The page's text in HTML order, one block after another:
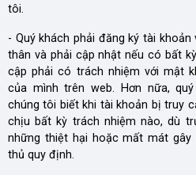
tôi.
- Quý khách phải đăng ký tài
thân và phải cập nhật nếu có bất
cập phải có trách nhiệm với mật
của mình trên web. Hơn nữa,
chúng tôi biết khi tài khoản bị truy
chịu bất kỳ trách nhiệm nào, dù
những thiệt hại hoặc mất mát gây
thủ quy định.